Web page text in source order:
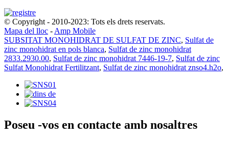
© Copyright - 2010-2023: Tots els drets reservats.
Mapa del lloc - Amp Mobile
SUBSITAT MONOHIDRAT DE SULFAT DE ZINC, Sulfat de
zinc monohidrat en pols blanca, Sulfat de zinc monohidrat
2833.2930.00, Sulfat de zinc monohidrat 7446-19-7, Sulfat de zinc
Sulfat Monohidrat Fertilitzant, Sulfat de zinc monohidrat znso4.h2o,
Poseu -vos en contacte amb nosaltres